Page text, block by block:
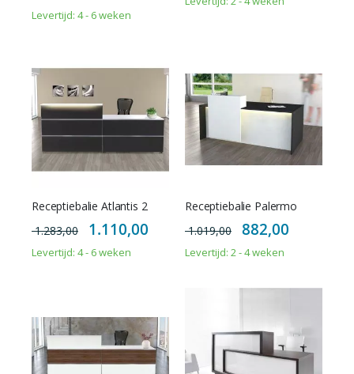
Levertijd: 4 - 6 weken
Receptiebalie Atlantis 2
1.283,00
Special
Price
1.110,00
Levertijd: 4 - 6 weken
Receptiebalie Palermo
1.019,00
Special
Price
882,00
Levertijd: 2 - 4 weken